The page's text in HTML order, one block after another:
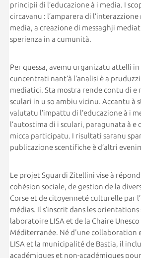
principii di l’educazione à i media. I
circavanu : l’amparera di
media, a creazione di messaghji
sperienza in a cumunità.
Per quessa, avemu urganizatu attelli in
cuncentrati nant’à l’analisi è a
mediatici. Sta mostra rende contu di
sculari in u so ambiu vicinu. Accantu à
valutatu l’impattu di l’educazione à i
l’autostima di i sculari, paragunata à e
micca participatu. I risultati saranu
publicazione scentifiche è d’altri
Le projet Sguardi Zitellini vise à
cohésion sociale, de gestion de la
Corse et de citoyenneté culturelle par
médias. Il s’inscrit dans les
laboratoire LISA et de la Chaire
Méditerranée. Né d'une collaboration
LISA et la municipalité de Bastia, il
académiques et non-académiques